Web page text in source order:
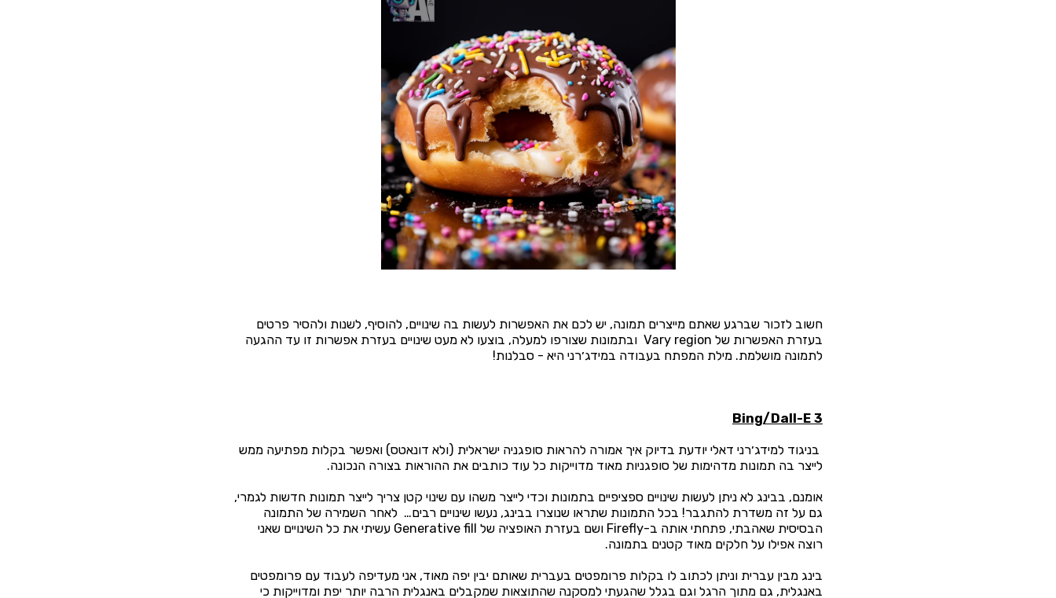
חשוב לזכור שברגע שאתם מייצרים תמונה, יש לכם את האפשרות לעשות בה שינויים, להוסיף, לשנות ולהסיר פרטים
בעזרת האפשרות של Vary region ובתמונות שצורפו למעלה, בוצעו לא מעט שינויים בעזרת אפשרות זו עד ההגעה
לתמונה מושלמת. מילת המפתח בעבודה במידג׳רני היא - סבלנות!
Bing/Dall-E 3
בניגוד למידג׳רני דאלי יודעת בדיוק איך אמורה להראות סופגניה ישראלית (ולא דונאטס) ואפשר בקלות מפתיעה ממש
לייצר בה תמונות מדהימות של סופגניות מאוד מדוייקות כל עוד כותבים את ההוראות בצורה הנכונה.
אומנם, בבינג לא ניתן לעשות שינויים ספציפיים בתמונות וכדי לייצר משהו עם שינוי קטן צריך לייצר תמונות חדשות לגמרי,
גם על זה משדרת להתגבר! בכל התמונות שתראו שנוצרו בבינג, נעשו שינויים רבים… לאחר השמירה של התמונה
הבסיסית שאהבתי, פתחתי אותה ב-Firefly ושם בעזרת האופציה של Generative fill עשיתי את כל השינויים שאני
רוצה אפילו על חלקים מאוד קטנים בתמונה.
בינג מבין עברית וניתן לכתוב לו בקלות פרומפטים בעברית שאותם יבין יפה מאוד, אני מעדיפה לעבוד עם פרומפטים
באנגלית, גם מתוך הרגל וגם בגלל שהגעתי למסקנה שהתוצאות שמקבלים באנגלית הרבה יותר יפת ומדוייקות כי